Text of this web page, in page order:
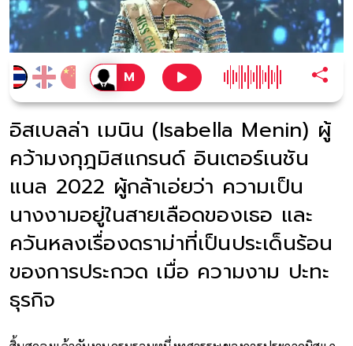
อิสเบลล่า เมนิน (Isabella Menin) ผู้
คว้ามงกุฎมิสแกรนด์ อินเตอร์เนชัน
แนล 2022 ผู้กล้าเอ่ยว่า ความเป็น
นางงามอยู่ในสายเลือดของเธอ และ
ควันหลงเรื่องดราม่าที่เป็นประเด็นร้อน
ของการประกวด เมื่อ ความงาม ปะทะ
ธุรกิจ